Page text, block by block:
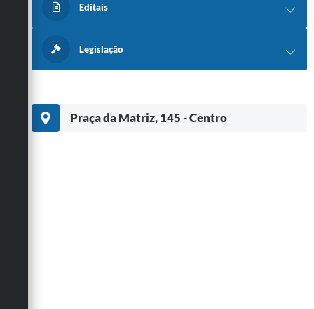
Editais
Legislação
Praça da Matriz, 145 - Centro